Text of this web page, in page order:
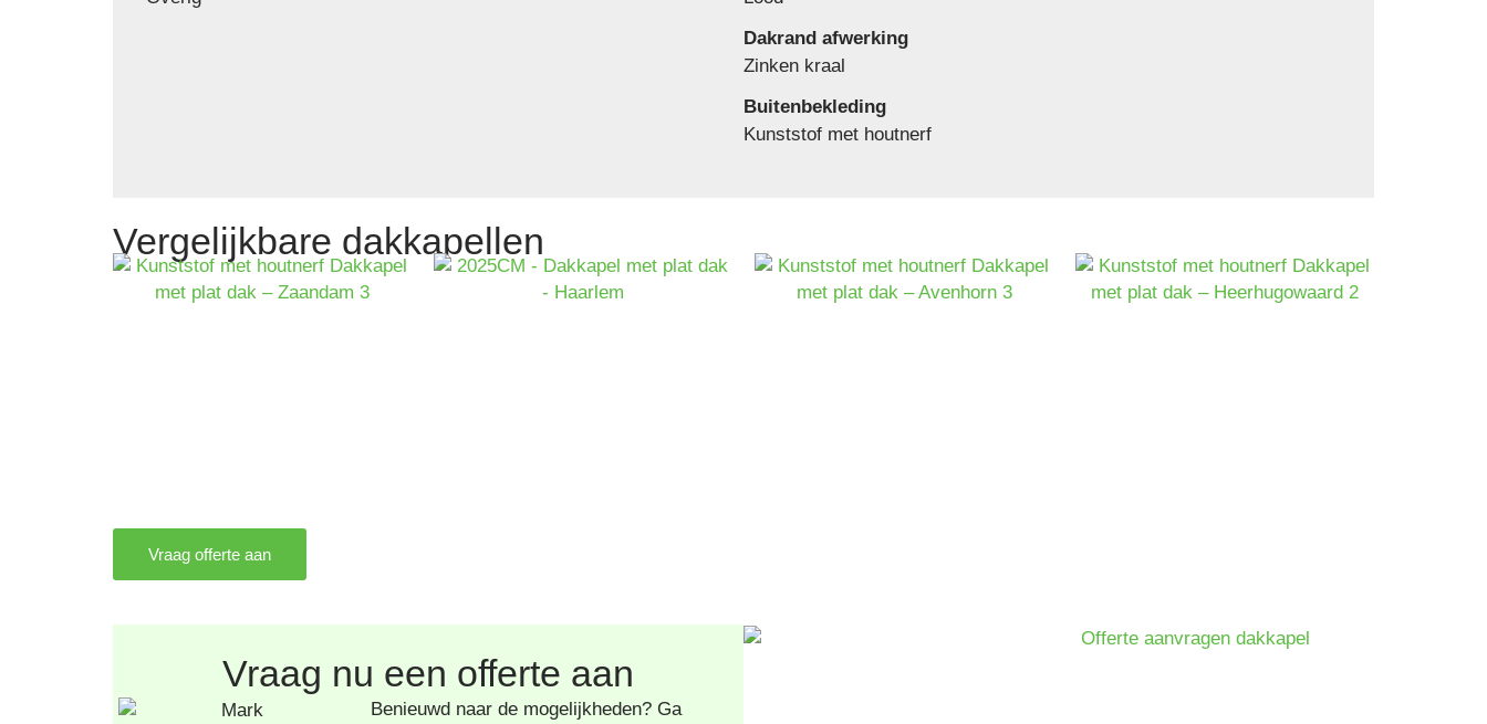
Dakrand afwerking
Zinken kraal
Buitenbekleding
Kunststof met houtnerf
Vergelijkbare dakkapellen
Vraag offerte aan
Vraag nu een offerte aan
Benieuwd naar de mogelijkheden? Ga